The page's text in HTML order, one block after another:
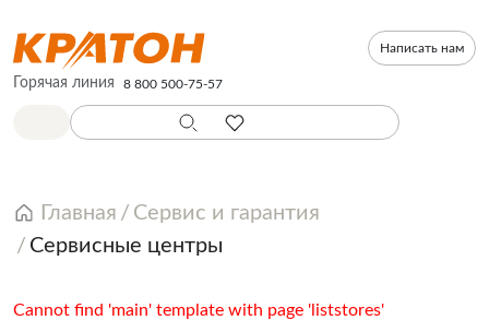
Написать нам
Горячая линия 8 800 500-75-57
Главная
Сервис и гарантия
Сервисные центры
Cannot find 'main' template with page 'liststores'